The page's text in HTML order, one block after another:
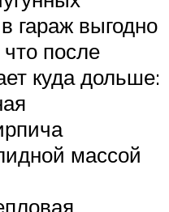
гараж выгодно
после
куда дольше:
массой